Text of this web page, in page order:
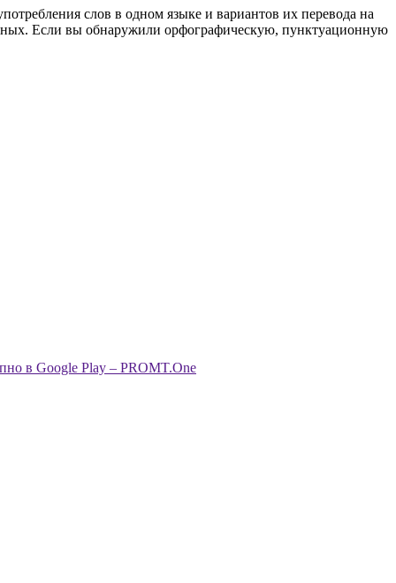
слов в одном языке и вариантов их перевода на
Если вы обнаружили орфографическую, пунктуационную